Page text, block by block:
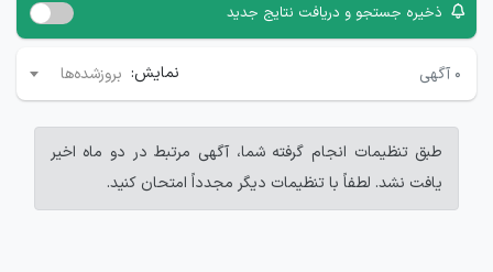
ذخیره جستجو و دریافت نتایج جدید
۰ آگهی نمایش: بروزشده‌ها
طبق تنظیمات انجام گرفته شما، آگهی مرتبط در دو ماه اخیر
یافت نشد. لطفاً با تنظیمات دیگر مجدداً امتحان کنید.